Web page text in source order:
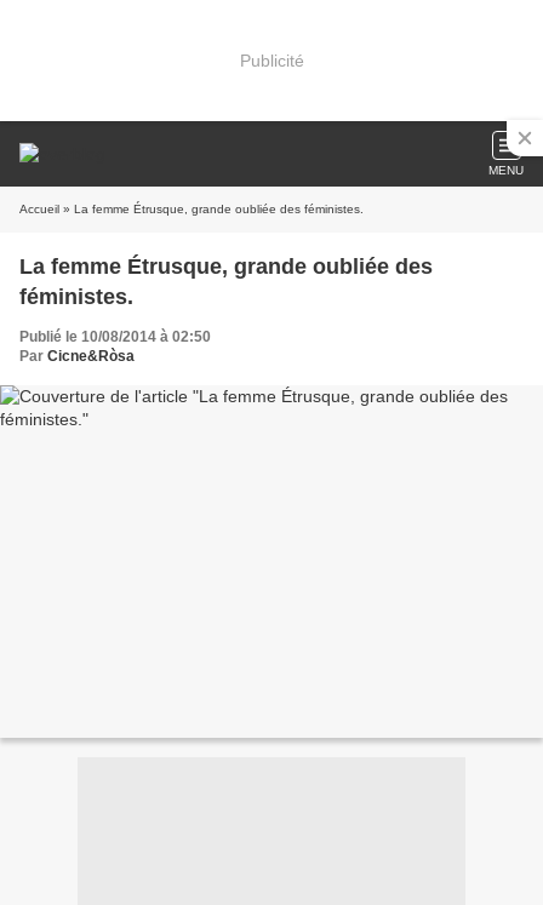
Publicité
MENU
Accueil » La femme Étrusque, grande oubliée des féministes.
La femme Étrusque, grande oubliée des
féministes.
Publié le 10/08/2014 à 02:50
Par Cicne&Ròsa